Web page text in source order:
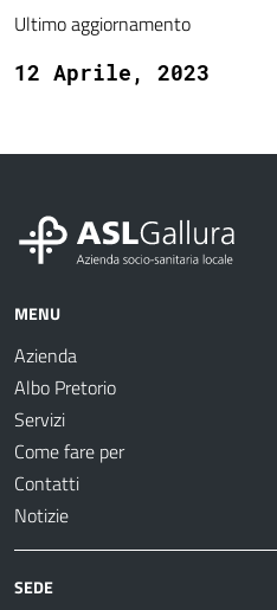
Ultimo aggiornamento
12 Aprile, 2023
MENU
Azienda
Albo Pretorio
Servizi
Come fare per
Contatti
Notizie
SEDE